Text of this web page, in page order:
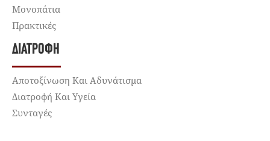
Μονοπάτια
Πρακτικές
ΔΙΑΤΡΟΦΉ
Αποτοξίνωση Και Αδυνάτισμα
Διατροφή Και Υγεία
Συνταγές